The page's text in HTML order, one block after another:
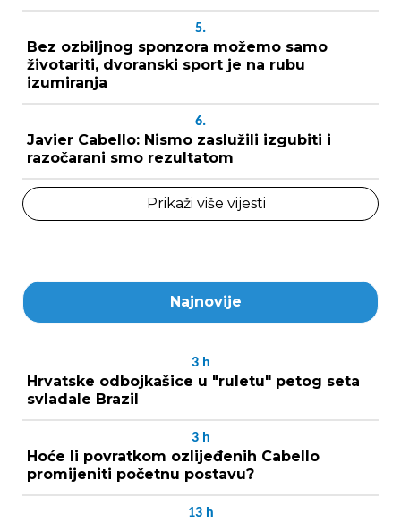
5.
Bez ozbiljnog sponzora možemo samo
životariti, dvoranski sport je na rubu
izumiranja
6.
Javier Cabello: Nismo zaslužili izgubiti i
razočarani smo rezultatom
Prikaži više vijesti
Najnovije
3 h
Hrvatske odbojkašice u "ruletu" petog seta
svladale Brazil
3 h
Hoće li povratkom ozlijeđenih Cabello
promijeniti početnu postavu?
13 h